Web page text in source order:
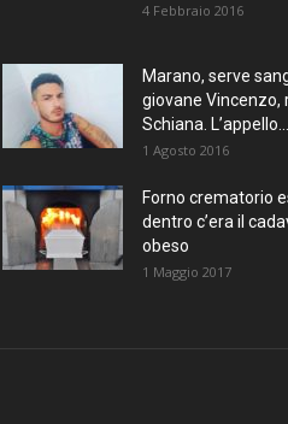
4 Febbraio 2016
Marano, serve
giovane Vincenzo,
Schiana. L’appello...
1 Agosto 2016
Forno crematorio
dentro c’era il
obeso
1 Maggio 2017